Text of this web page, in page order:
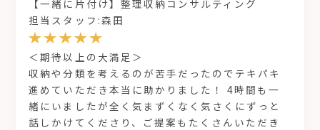
【一緒に片付け】整理収納コンサルティング
担当スタッフ:森田
＜期待以上の大満足＞
収納や分類を考えるのが苦手だったのでテキパキ
進めていただき本当に助かりました！ 4時間も一
緒にいましたが全く気まずくなく気さくにずっと
話しかけてくださり、ご提案もたくさんいただき